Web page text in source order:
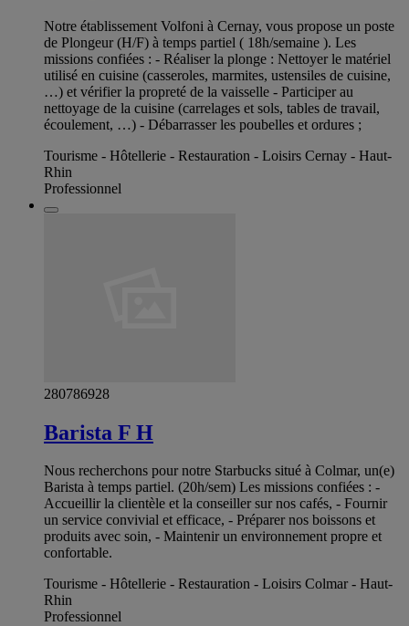
Notre établissement Volfoni à Cernay, vous propose un poste
de Plongeur (H/F) à temps partiel ( 18h/semaine ). Les
missions confiées : - Réaliser la plonge : Nettoyer le matériel
utilisé en cuisine (casseroles, marmites, ustensiles de cuisine,
…) et vérifier la propreté de la vaisselle - Participer au
nettoyage de la cuisine (carrelages et sols, tables de travail,
écoulement, …) - Débarrasser les poubelles et ordures ;
Tourisme - Hôtellerie - Restauration - Loisirs Cernay - Haut-
Rhin
Professionnel
280786928
Barista F H
Nous recherchons pour notre Starbucks situé à Colmar, un(e)
Barista à temps partiel. (20h/sem) Les missions confiées : -
Accueillir la clientèle et la conseiller sur nos cafés, - Fournir
un service convivial et efficace, - Préparer nos boissons et
produits avec soin, - Maintenir un environnement propre et
confortable.
Tourisme - Hôtellerie - Restauration - Loisirs Colmar - Haut-
Rhin
Professionnel